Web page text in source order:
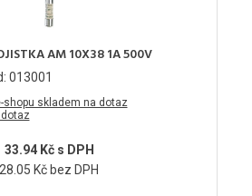
AM 10X38 1A 500V
013001
shopu skladem na dotaz
dotaz
33.94 Kč s DPH
28.05 Kč bez DPH